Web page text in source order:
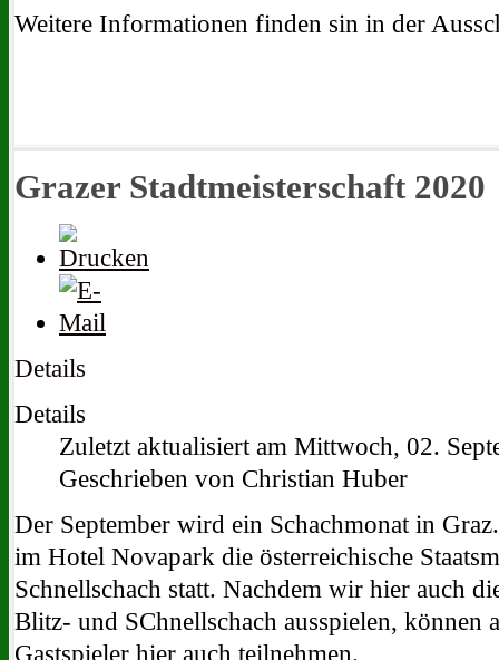
Weitere Informationen finden sin in der
Grazer Stadtmeisterschaft 2020
Details
Details
Zuletzt aktualisiert am Mittwoch, 02.
Geschrieben von Christian Huber
Der September wird ein Schachmonat in
im Hotel Novapark die österreichische
Schnellschach statt. Nachdem wir hier auch
Blitz- und SChnellschach ausspielen, können
Gastspieler hier auch teilnehmen.